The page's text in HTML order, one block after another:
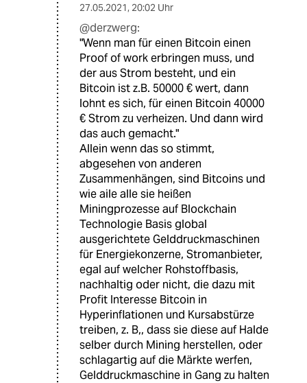
27.05.2021, 20:02 Uhr
@derzwerg:
"Wenn man für einen Bitcoin einen
Proof of work erbringen muss, und
der aus Strom besteht, und ein
Bitcoin ist z.B. 50000 € wert, dann
lohnt es sich, für einen Bitcoin 40000
€ Strom zu verheizen. Und dann wird
das auch gemacht."
Allein wenn das so stimmt,
abgesehen von anderen
Zusammenhängen, sind Bitcoins und
wie aile alle sie heißen
Miningprozesse auf Blockchain
Technologie Basis global
ausgerichtete Gelddruckmaschinen
für Energiekonzerne, Stromanbieter,
egal auf welcher Rohstoffbasis,
nachhaltig oder nicht, die dazu mit
Profit Interesse Bitcoin in
Hyperinflationen und Kursabstürze
treiben, z. B,, dass sie diese auf Halde
selber durch Mining herstellen, oder
schlagartig auf die Märkte werfen,
Gelddruckmaschine in Gang zu halten